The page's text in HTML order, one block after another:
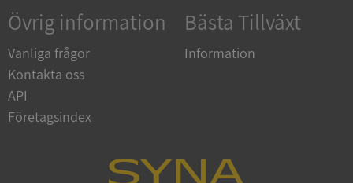
Övrig information
Vanliga frågor
Kontakta oss
API
Företagsindex
Bästa Tillväxt
Information
VISITOR_PRIVACY_METADATA
Google